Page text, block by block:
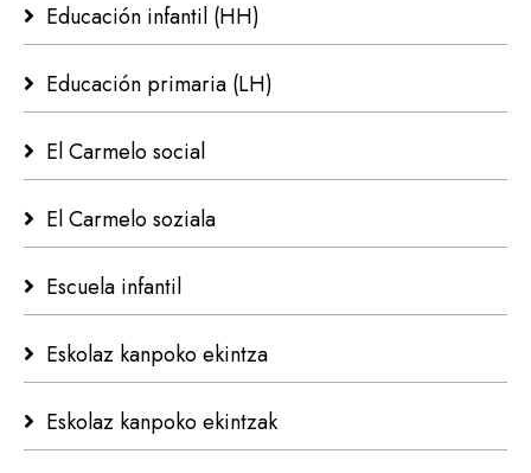
Educación infantil (HH)
Educación primaria (LH)
El Carmelo social
El Carmelo soziala
Escuela infantil
Eskolaz kanpoko ekintza
Eskolaz kanpoko ekintzak